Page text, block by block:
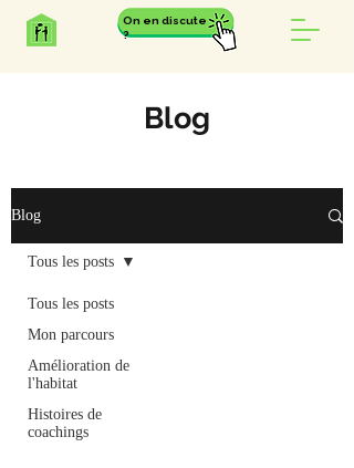
On en discute
?
Blog
Blog
Tous les posts
Mon parcours
Amélioration de
l'habitat
Histoires de
coachings
Tous les posts